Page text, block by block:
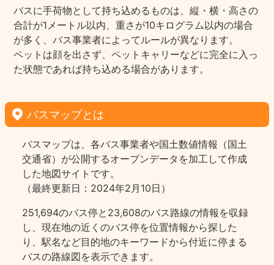
バスに手荷物として持ち込めるものは、縦・横・高さの
合計が1メートル以内、重さが10キログラム以内の場合
が多く、バス事業者によってルールが異なります。
ペットは顔を出さず、ペットキャリーなどに完全に入っ
た状態であれば持ち込める場合があります。
バスマップとは
バスマップは、各バス事業者や国土数値情報（国土
交通省）が公開するオープンデータを加工して作成
した地図サイトです。
（最終更新日：2024年2月10日）
251,694のバス停と23,608のバス路線の情報を収録
し、現在地の近くのバス停を位置情報から探した
り、駅名など目的地のキーワードから付近に停まる
バスの路線図を表示できます。